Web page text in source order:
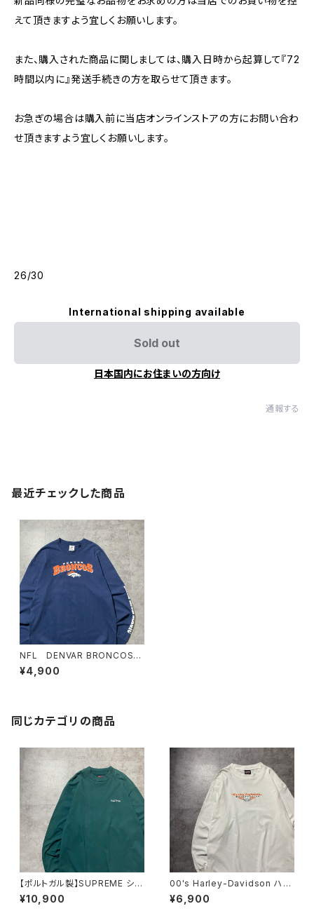
えて頂きますよう宜しくお願いします。
また、購入された商品に関しましては、購入日時から起算して『72
時間以内に』発送手続きの方を取らせて頂きます。
お急ぎの場合は購入前に当店オンラインストアの方にお問い合わ
せ頂きますよう宜しくお願いします。
26/30
International shipping available
Sold out
日本国内にお住まいの方向け
通報する
最近チェックした商品
NFL DENVAR BRONCOS
デンバー・ブロンコス プリン
ト アームプリント ネイビー
¥4,900
同じカテゴリの商品
【ポルトガル製】SUPREME シュ
プリーム 刺繍ワンポイント
グリーン Tシャツ ロンT
¥10,900
00's Harley-Davidson ハー
レーダビッドソン スカル セン
ター刺繍ロゴ ホワイト 白
¥6,900